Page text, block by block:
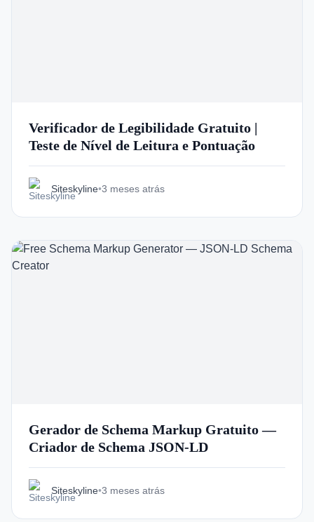
Verificador de Legibilidade Gratuito |
Teste de Nível de Leitura e Pontuação
Siteskyline•3 meses atrás
Gerador de Schema Markup Gratuito —
Criador de Schema JSON-LD
Siteskyline•3 meses atrás